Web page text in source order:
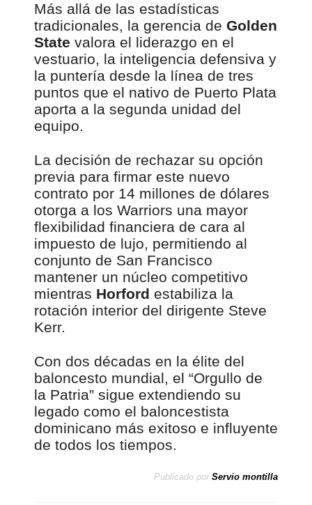
Más allá de las estadísticas
tradicionales, la gerencia de Golden
State valora el liderazgo en el
vestuario, la inteligencia defensiva y
la puntería desde la línea de tres
puntos que el nativo de Puerto Plata
aporta a la segunda unidad del
equipo.
La decisión de rechazar su opción
previa para firmar este nuevo
contrato por 14 millones de dólares
otorga a los Warriors una mayor
flexibilidad financiera de cara al
impuesto de lujo, permitiendo al
conjunto de San Francisco
mantener un núcleo competitivo
mientras Horford estabiliza la
rotación interior del dirigente Steve
Kerr.
Con dos décadas en la élite del
baloncesto mundial, el “Orgullo de
la Patria” sigue extendiendo su
legado como el baloncestista
dominicano más exitoso e influyente
de todos los tiempos.
Publicado por Servio montilla